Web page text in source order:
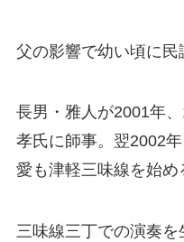
父の影響で幼い頃に民
長男・雅人が2001年
孝氏に師事。翌2002
愛も津軽三味線を始め
三味線三丁での演奏